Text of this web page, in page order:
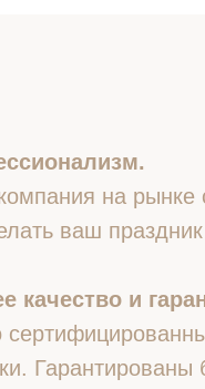
на рынке
ваш
качество и
Гарантированы